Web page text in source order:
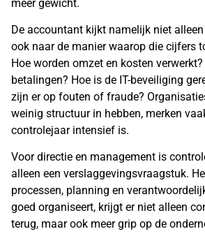
meer gewicht.
De accountant kijkt namelijk niet
ook naar de manier waarop die cijfers
Hoe worden omzet en kosten
betalingen? Hoe is de IT-beveiliging
zijn er op fouten of fraude?
weinig structuur in hebben, merken
controlejaar intensief is.
Voor directie en management is
alleen een verslaggevingsvraagstuk.
processen, planning en
goed organiseert, krijgt er niet alleen
terug, maar ook meer grip op de